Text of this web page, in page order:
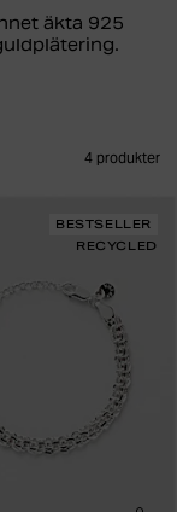
äkta 925
4 produkter
BESTSELLER
RECYCLED